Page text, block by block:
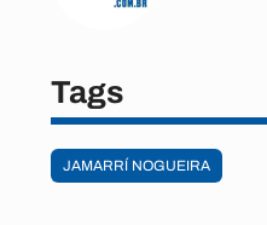
Tags
JAMARRÍ NOGUEIRA